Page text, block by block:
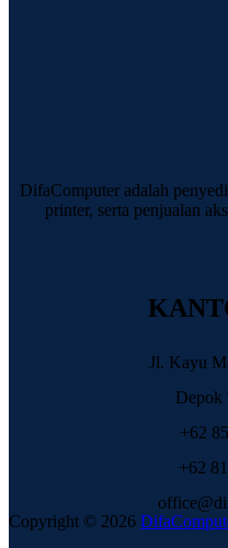
DifaComputer adalah
printer, serta penjualan
Jl. Kayu
Depok
+62
+62
Copyright © 2026